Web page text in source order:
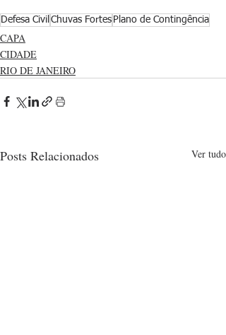
Defesa Civil Chuvas Fortes Plano de Contingência
CAPA
CIDADE
RIO DE JANEIRO
Posts Relacionados Ver tudo